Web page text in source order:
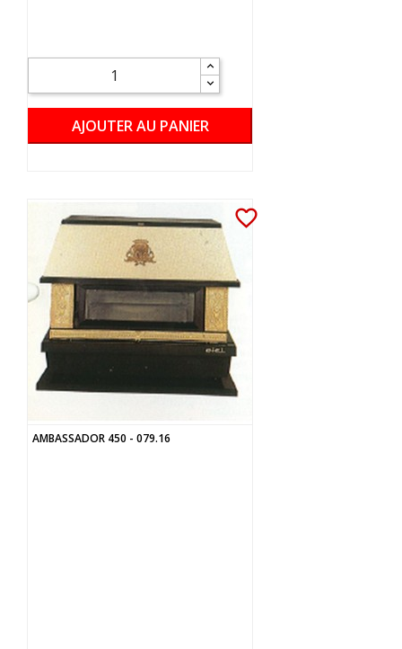
AJOUTER AU PANIER
favorite_border
AMBASSADOR 450 - 079.16